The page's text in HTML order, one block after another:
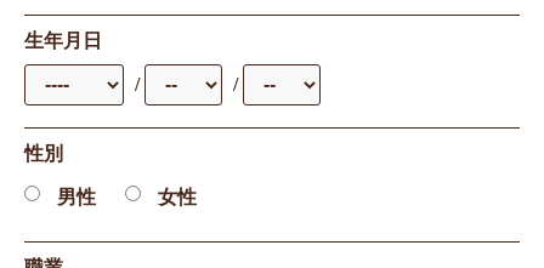
生年月日
/ /
性別
男性 女性